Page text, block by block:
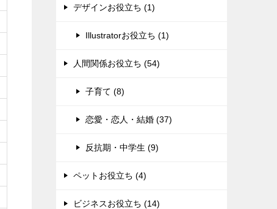
デザインお役立ち (1)
Illustratorお役立ち (1)
人間関係お役立ち (54)
子育て (8)
恋愛・恋人・結婚 (37)
反抗期・中学生 (9)
ペットお役立ち (4)
ビジネスお役立ち (14)